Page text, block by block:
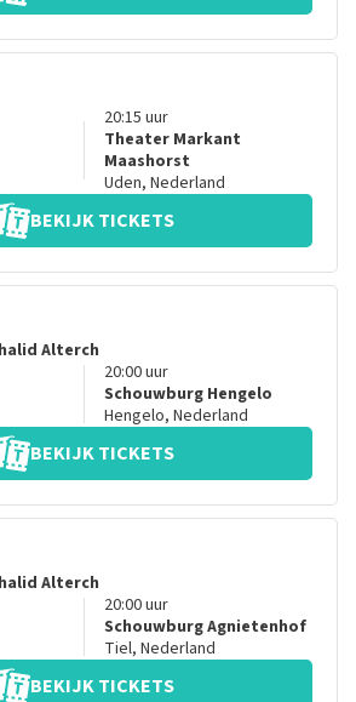
20:15 uur
Theater Markant
Maashorst
Uden, Nederland
BEKIJK TICKETS
Alterch
20:00uur
Schouwburg Hengelo
Hengelo, Nederland
BEKIJK TICKETS
Alterch
20:00uur
Schouwburg Agnietenhof
Tiel, Nederland
BEKIJK TICKETS